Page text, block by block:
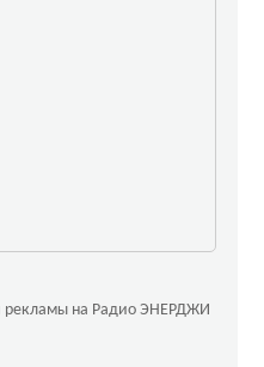
рекламы на Радио ЭНЕРДЖИ